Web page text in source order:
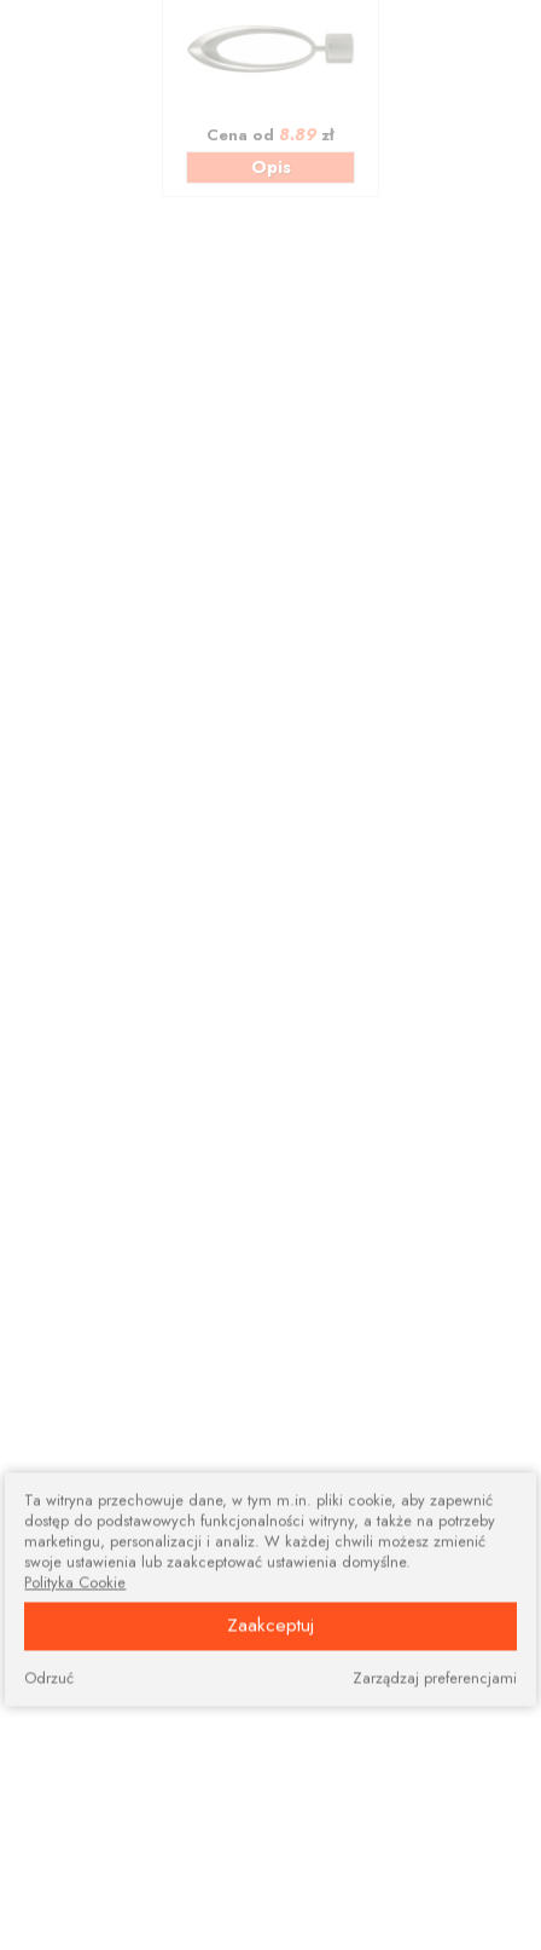
Cena od 8.89 zł
Opis
Ta witryna przechowuje dane, w tym m.in. pliki cookie, aby zapewnić
dostęp do podstawowych funkcjonalności witryny, a także na potrzeby
marketingu, personalizacji i analiz. W każdej chwili możesz zmienić
swoje ustawienia lub zaakceptować ustawienia domyślne.
Polityka Cookie
Zaakceptuj
Zarządzaj preferencjami
Odrzuć